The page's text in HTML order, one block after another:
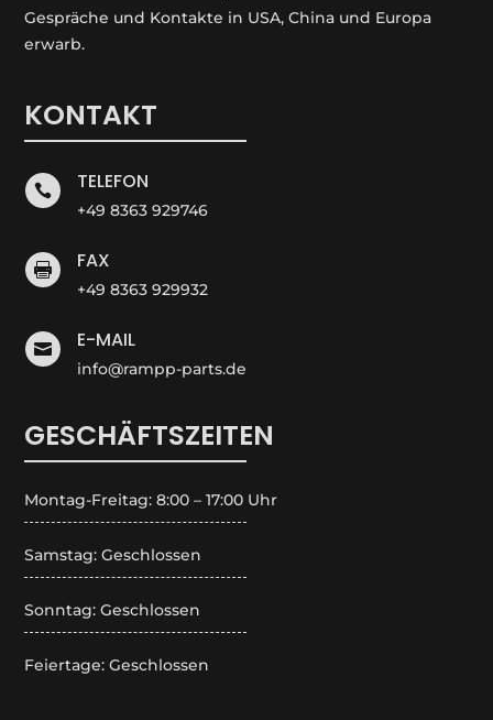
Gespräche und Kontakte in USA, China und Europa
erwarb.
KONTAKT
 TELEFON
+49 8363 929746
 FAX
+49 8363 929932
 E-MAIL
info@rampp-parts.de
GESCHÄFTSZEITEN
Montag-Freitag: 8:00 – 17:00 Uhr
Samstag: Geschlossen
Sonntag: Geschlossen
Feiertage: Geschlossen